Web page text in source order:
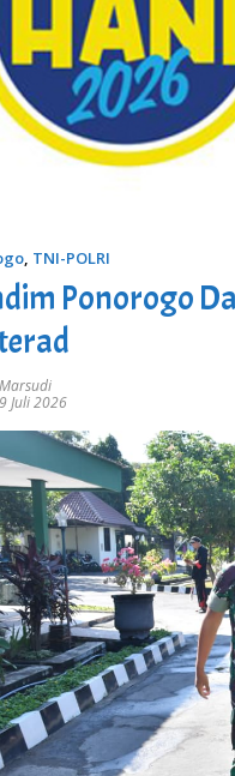
, TNI-POLRI
Ponorogo
Marsudi
9 Juli 2026